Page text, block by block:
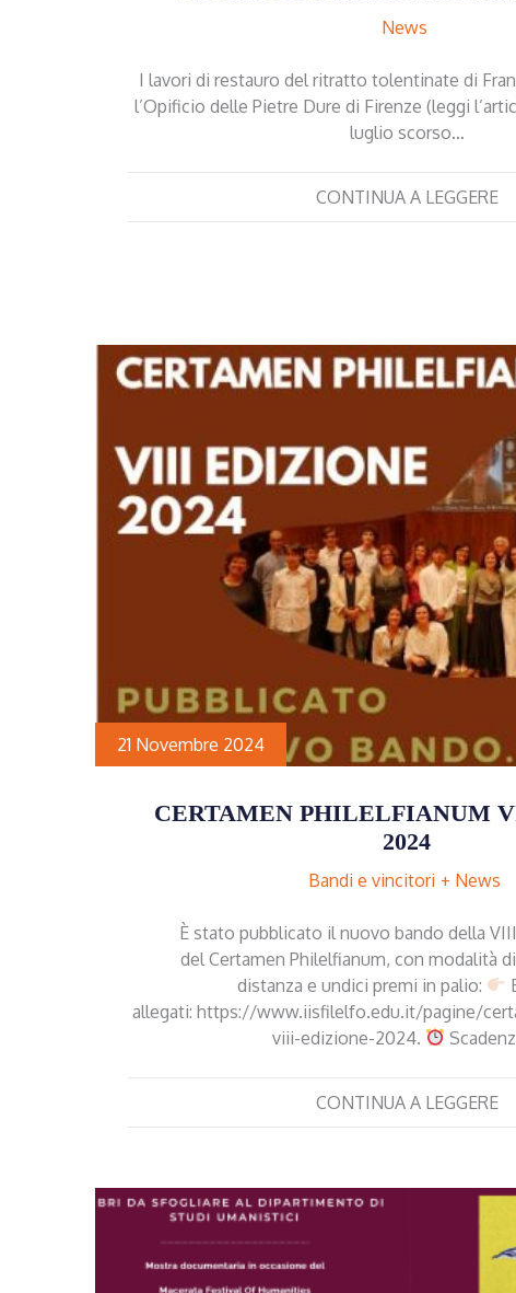
News
I lavori di restauro del ritratto tolentinate di
l’Opificio delle Pietre Dure di Firenze (leggi
luglio scorso…
CONTINUA A LEGGERE
21 Novembre 2024
CERTAMEN PHILELFIANUM
2024
Bandi e vincitori News
È stato pubblicato il nuovo bando della
del Certamen Philelfianum, con modalità
distanza e undici premi in palio:
allegati: https://www.iisfilelfo.edu.it/pagine/
viii-edizione-2024.
CONTINUA A LEGGERE